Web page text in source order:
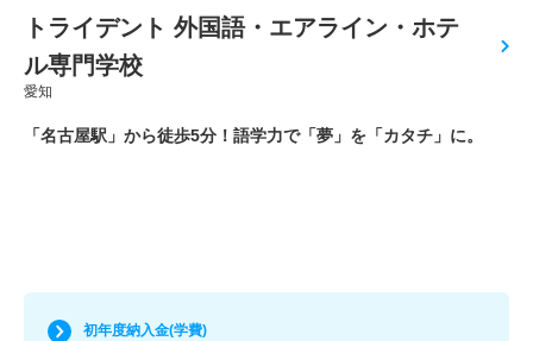
トライデント 外国語・エアライン・ホテ
ル専門学校
愛知
「名古屋駅」から徒歩5分！語学力で「夢」を「カタチ」に。
初年度納入金(学費)